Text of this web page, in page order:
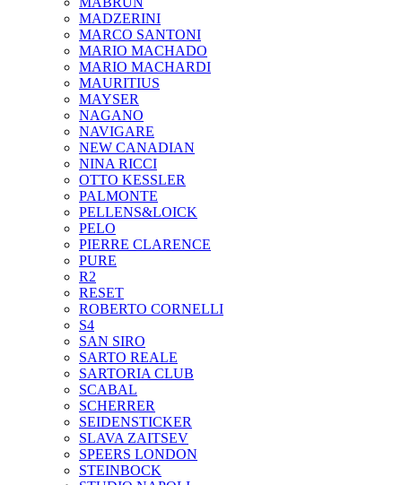
MADZERINI
MARCO SANTONI
MARIO MACHADO
MARIO MACHARDI
MAURITIUS
MAYSER
NAGANO
NAVIGARE
NEW CANADIAN
NINA RICCI
OTTO KESSLER
PALMONTE
PELLENS&LOICK
PELO
PIERRE CLARENCE
PURE
R2
RESET
ROBERTO CORNELLI
S4
SAN SIRO
SARTO REALE
SARTORIA CLUB
SCABAL
SCHERRER
SEIDENSTICKER
SLAVA ZAITSEV
SPEERS LONDON
STEINBOCK